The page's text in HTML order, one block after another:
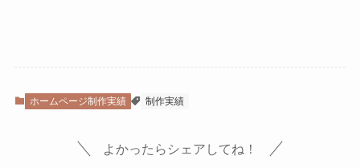
ホームページ制作実績 制作実績
よかったらシェアしてね！